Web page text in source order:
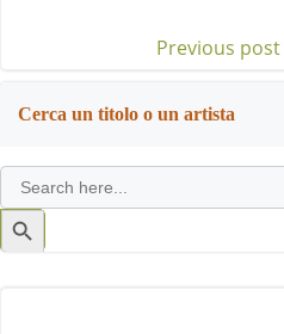
Post
navigation
Previous post
Cerca un titolo o un artista
Search
for:
Search
Button